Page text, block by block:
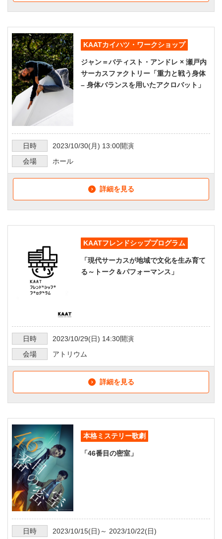
KAATカイハツ・ワークショップ
ジャン＝バティスト・アンドレ × 瀬戸内
サーカスファクトリー「重力と戦う身体
– 身体バランスを用いたアクロバット」
日時 2023/10/30(月) 13:00開演
会場
ホール
詳細を見る
KAATフレンドシッププログラム
「現代サーカスが地域で文化を生み育て
る～トーク＆パフォーマンス」
日時 2023/10/29(日) 14:30開演
会場
アトリウム
詳細を見る
本格ミステリー歌劇
「46番目の密室」
日時 2023/10/15(日)～ 2023/10/22(日)